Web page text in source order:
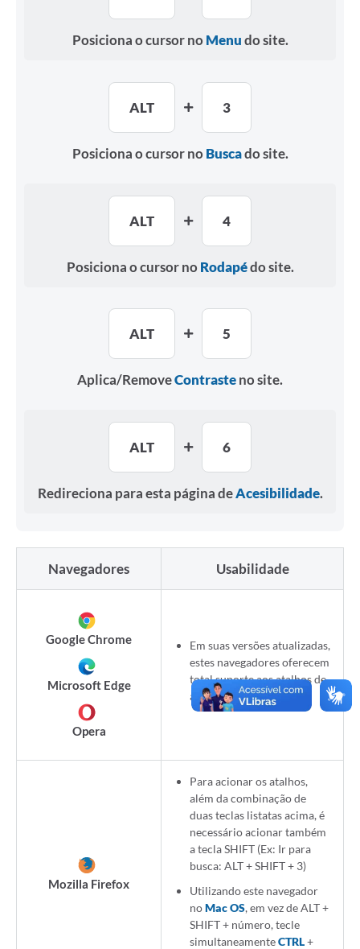
Posiciona o cursor no Menudo site.
ALT 3
Posiciona o cursor no Buscado site.
ALT 4
Posiciona o cursor no Rodapédo site.
ALT 5
Aplica/RemoveContrasteno site.
ALT 6
Redireciona para esta página deAcesibilidade.
Navegadores Usabilidade
Google Chrome
Microsoft Edge
Opera
Em suas versões atualizadas,
estes navegadores oferecem
total suporte aos atalhos de
acessibilidade da página.
Mozilla Firefox
Para acionar os atalhos,
além da combinação de
duas teclas listatas acima, é
necessário acionar também
a tecla SHIFT (Ex: Ir para
busca: ALT + SHIFT + 3)
Utilizando este navegador
noMac OS, em vez de ALT +
SHIFT + número, tecle
simultaneamenteCTRL+